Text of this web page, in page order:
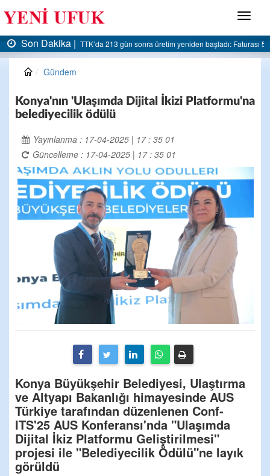
Menü
Son Dakika | AK Parti Ereğli İlçe Başkanlığı’ndan belediyeye sert
Gündem
Konya'nın 'Ulaşımda Dijital İkizi Platformu'na
belediyecilik ödülü
Yayınlanma : 17-04-2025 | 17 : 35 01
Güncelleme : 17-04-2025 | 17 : 35 01
Konya Büyükşehir Belediyesi, Ulaştırma
ve Altyapı Bakanlığı himayesinde AUS
Türkiye tarafından düzenlenen Conf-
ITS'25 AUS Konferansı'nda "Ulaşımda
Dijital İkiz Platformu Geliştirilmesi"
projesi ile "Belediyecilik Ödülü"ne layık
görüldü